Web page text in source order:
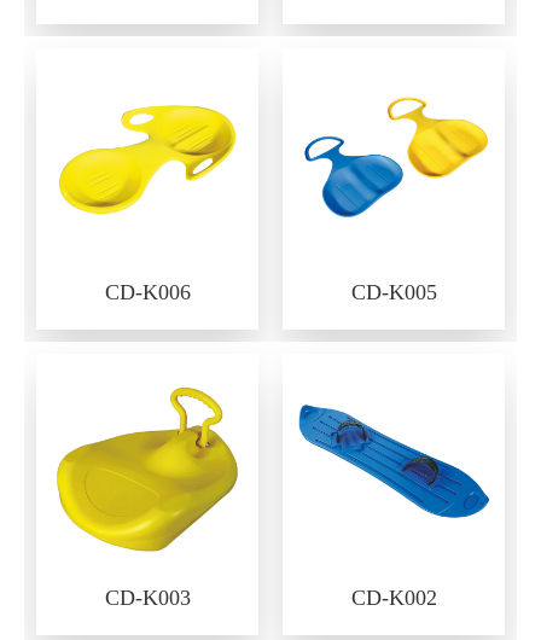
CD-K006 CD-K005
CD-K003 CD-K002